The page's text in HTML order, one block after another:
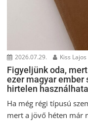
2026.07.29. Kiss Lajos
Figyeljünk oda,
ezer magyar
hirtelen
Ha még régi típusú
mert a jövő héten már